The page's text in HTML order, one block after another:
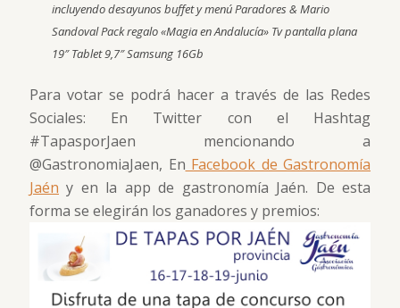
incluyendo desayunos buffet y menú Paradores & Mario
Sandoval Pack regalo «Magia en Andalucía» Tv pantalla plana
19″ Tablet 9,7″ Samsung 16Gb
Para votar se podrá hacer a través de las Redes
Sociales: En Twitter con el Hashtag
#TapasporJaen mencionando a
@GastronomiaJaen, En Facebook de Gastronomía
Jaén y en la app de gastronomía Jaén. De esta
forma se elegirán los ganadores y premios: